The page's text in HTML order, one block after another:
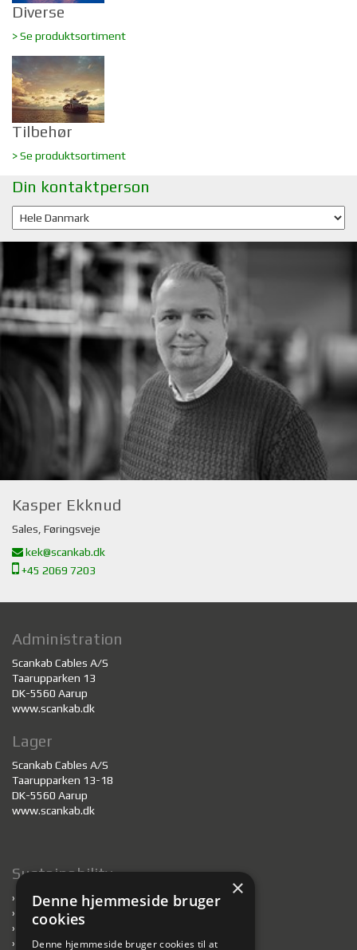
Diverse
> Se produktsortiment
Tilbehør
> Se produktsortiment
Din kontaktperson
Kasper Ekknud
Sales, Føringsveje
kek@scankab.dk
+45 2069 7203
Administration
Scankab Cables A/S
Taarupparken 13
DK-5560 Aarup
www.scankab.dk
Lager
Scankab Cables A/S
Taarupparken 13-18
DK-5560 Aarup
www.scankab.dk
Sustainability
›
Bæredygtighed
›
Kabler til bæredygtigt byggeri
›
Genanvendelse af tromler
›
Ansvarlige fabrikker
×
Denne hjemmeside bruger
cookies
Denne hjemmeside bruger cookies til at